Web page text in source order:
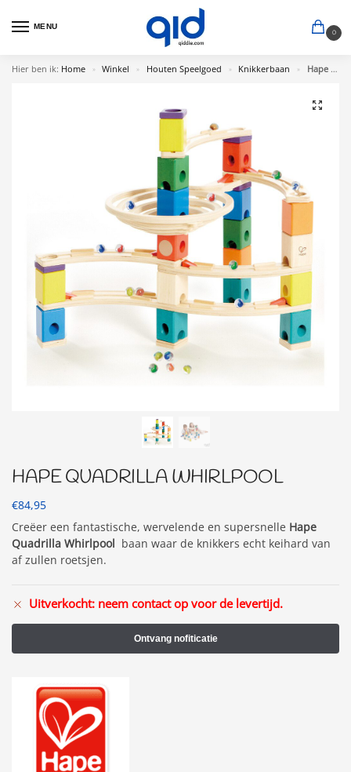
MENU
0
Hier ben ik: Home » Winkel » Houten Speelgoed » Knikkerbaan » Hape Quadrilla Whirlpool
HAPE QUADRILLA WHIRLPOOL
€84,95
Creëer een fantastische, wervelende en supersnelle Hape
Quadrilla Whirlpool baan waar de knikkers echt keihard van
af zullen roetsjen.
Uitverkocht: neem contact op voor de levertijd.